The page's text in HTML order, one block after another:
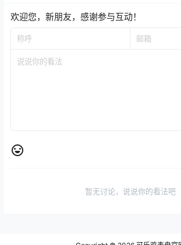
欢迎您，新朋友，感谢参与互动！
暂无讨论，说说你的看法吧